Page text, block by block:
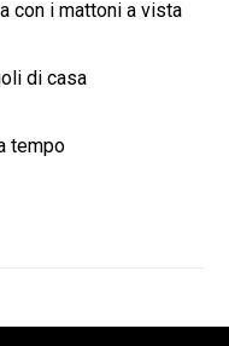
con i mattoni a vista
di casa
tempo